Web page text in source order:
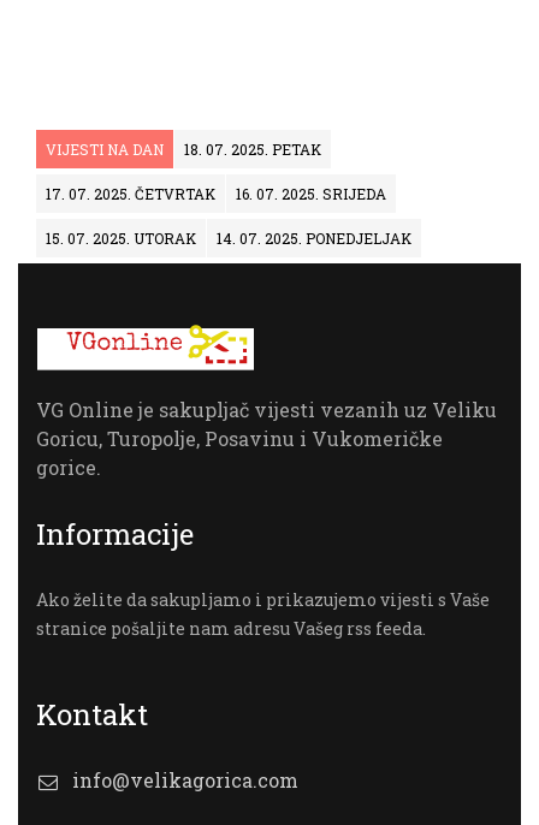
VIJESTI NA DAN 18. 07. 2025. PETAK
17. 07. 2025. ČETVRTAK 16. 07. 2025. SRIJEDA
15. 07. 2025. UTORAK 14. 07. 2025. PONEDJELJAK
VG Online je sakupljač vijesti vezanih uz Veliku
Goricu, Turopolje, Posavinu i Vukomeričke
gorice.
Informacije
Ako želite da sakupljamo i prikazujemo vijesti s Vaše
stranice pošaljite nam adresu Vašeg rss feeda.
Kontakt
info@velikagorica.com